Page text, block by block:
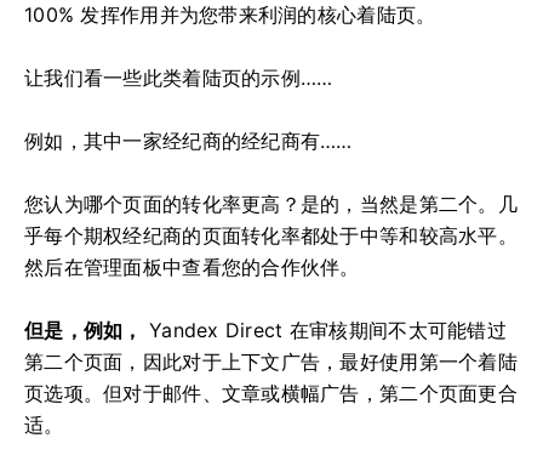
100% 发挥作用并为您带来利润的核心着陆页。
让我们看一些此类着陆页的示例……
例如，其中一家经纪商的经纪商有……
您认为哪个页面的转化率更高？是的，当然是第二个。几
乎每个期权经纪商的页面转化率都处于中等和较高水平。
然后在管理面板中查看您的合作伙伴。
但是，例如， Yandex Direct 在审核期间不太可能错过
第二个页面，因此对于上下文广告，最好使用第一个着陆
页选项。但对于邮件、文章或横幅广告，第二个页面更合
适。